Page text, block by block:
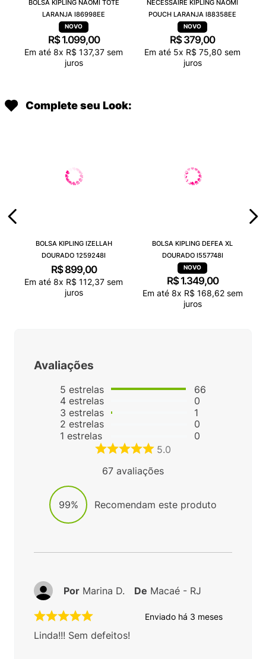
BOLSA KIPLING NAOMI TOTE
LARANJA I86998EE
R$ 1.099,00
Em até 8x R$ 137,37 sem
juros
NECESSAIRE KIPLING NAOMI
POUCH LARANJA I88358EE
R$ 379,00
Em até 5x R$ 75,80 sem
juros
Complete seu Look:
BOLSA KIPLING IZELLAH
DOURADO 1259248I
R$ 899,00
Em até 8x R$ 112,37 sem
juros
BOLSA KIPLING DEFEA XL
DOURADO I557748I
R$ 1.349,00
Em até 8x R$ 168,62sem
juros
Avaliações
5 estrelas
4 estrelas
3 estrelas
2 estrelas
1 estrelas
66
0
1
0
0
5.0
67 avaliações
99% Recomendam este produto
Enviado há 3 meses
Linda!!! Sem defeitos!
Por Marina D. De Macaé - RJ